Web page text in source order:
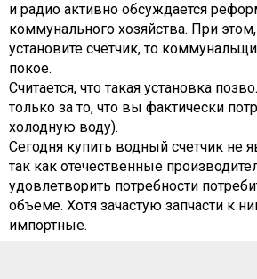
и радио активно обсуждается
коммунального хозяйства. При
установите счетчик, то
покое.
Считается, что такая установка
только за то, что вы фактически
холодную воду).
Сегодня купить водный счетчик не
так как отечественные
удовлетворить потребности
объеме. Хотя зачастую запчасти к
импортные.